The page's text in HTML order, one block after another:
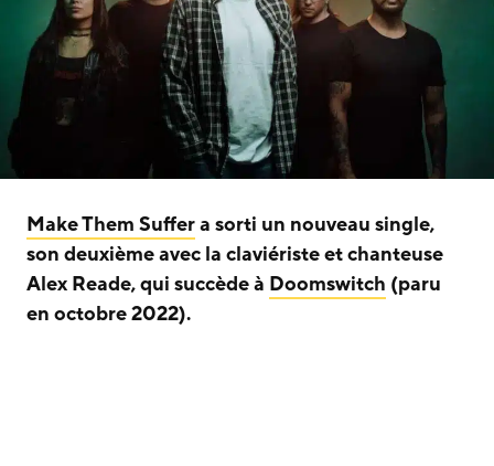
Make Them Suffera sorti un nouveau single,
son deuxième avec la claviériste et chanteuse
Alex Reade, qui succède à Doomswitch (paru
en octobre 2022).